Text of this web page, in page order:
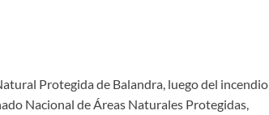
Protegida de Balandra, luego del incendio
Nacional de Áreas Naturales Protegidas,